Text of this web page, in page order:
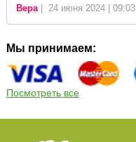
Вера| 24 июня 2024 | 09:03
Мы принимаем:
Посмотреть все